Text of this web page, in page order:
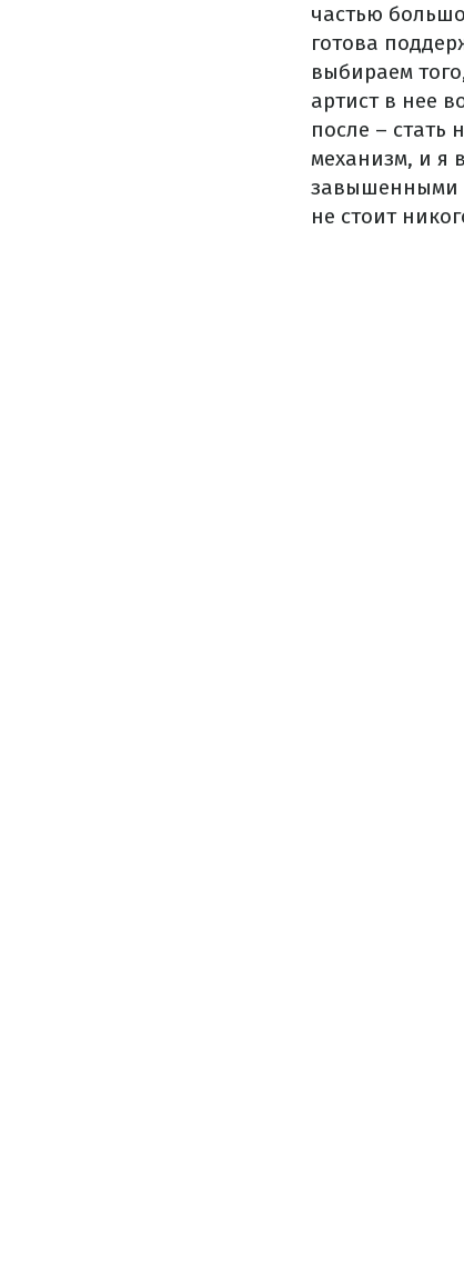
частью
готова
выбираем
артист в нее
после – стать
механизм, и я
завышенными
не стоит